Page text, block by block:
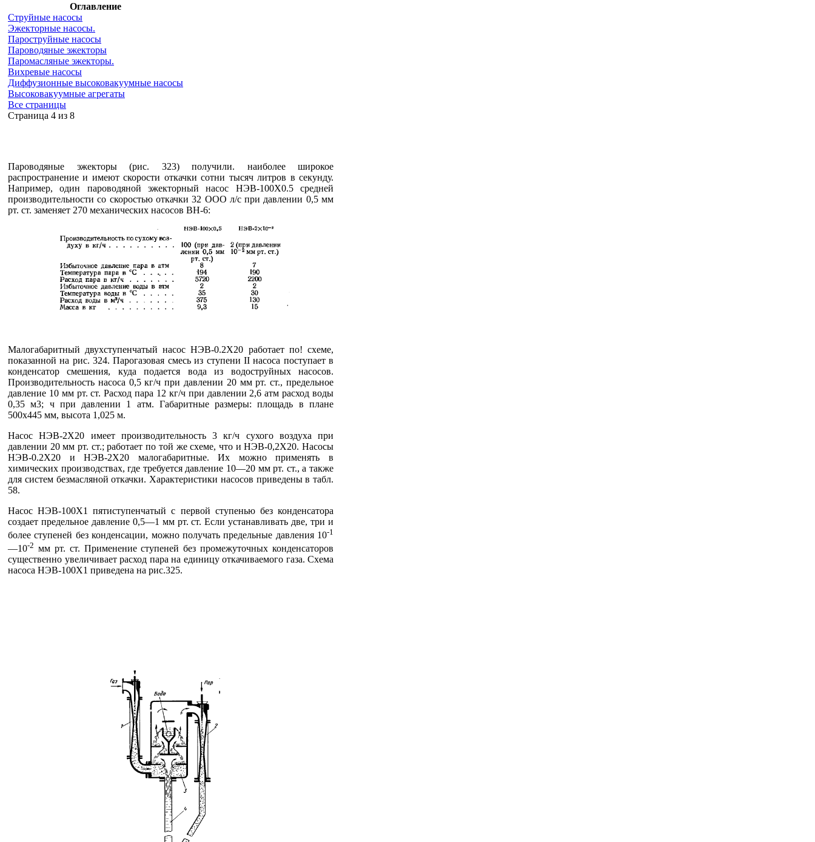
Оглавление
Струйные насосы
Эжекторные насосы.
Пароструйные насосы
Пароводяные эжекторы
Паромасляные эжекторы.
Вихревые насосы
Диффузионные высоковакуумные насосы
Высоковакуумные агрегаты
Все страницы
Cтраница 4 из 8
Пароводяные эжекторы (рис. 323) получили. наиболее широкое
распространение и имеют скорости откачки сотни тысяч литров в секунду.
Например, один пароводяной эжекторный насос НЭВ-100Х0.5 средней
производительности со скоростью откачки 32 ООО л/с при давлении 0,5 мм
рт. ст. заменяет 270 механических насосов ВН-6:
Малогабаритный двухступенчатый насос НЭВ-0.2Х20 работает по! схеме,
показанной на рис. 324. Парогазовая смесь из ступени II насоса поступает в
конденсатор смешения, куда подается вода из водоструйных насосов.
Производительность насоса 0,5 кг/ч при давлении 20 мм рт. ст., предельное
давление 10 мм рт. ст. Расход пара 12 кг/ч при давлении 2,6 атм расход воды
0,35 м3; ч при давлении 1 атм. Габаритные размеры: площадь в плане
500x445 мм, высота 1,025 м.
Насос НЭВ-2Х20 имеет производительность 3 кг/ч сухого воздуха при
давлении 20 мм рт. ст.; работает по той же схеме, что и НЭВ-0,2Х20. Насосы
НЭВ-0.2Х20 и НЭВ-2Х20 малогабаритные. Их можно применять в
химических производствах, где требуется давление 10—20 мм рт. ст., а также
для систем безмасляной откачки. Характеристики насосов приведены в табл.
58.
Насос НЭВ-100Х1 пятиступенчатый с первой ступенью без конденсатора
создает предельное давление 0,5—1 мм рт. ст. Если устанавливать две, три и
более ступеней без конденсации, можно получать предельные давления 10-1
—10-2 мм рт. ст. Применение ступеней без промежуточных конденсаторов
существенно увеличивает расход пара на единицу откачиваемого газа. Схема
насоса НЭВ-100Х1 приведена на рис.325.